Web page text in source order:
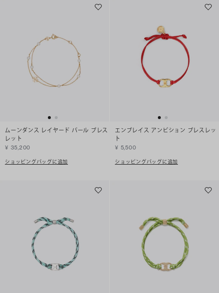
ムーンダンス レイヤード パール ブレス
レット
¥ 35,200
ショッピングバッグに追加
エンブレイス アンビション ブレスレッ
ト
¥ 5,500
ショッピングバッグに追加